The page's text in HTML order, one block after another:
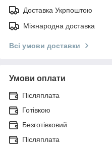
Доставка Укрпоштою
Міжнародна доставка
Всі умови доставки
Умови оплати
Післяплата
Готівкою
Безготівковий
Післяплата